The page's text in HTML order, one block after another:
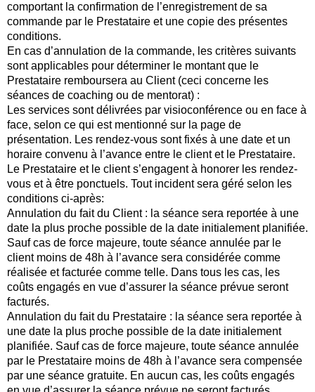
comportant la confirmation de l’enregistrement de sa
commande par le Prestataire et une copie des présentes
conditions.
En cas d’annulation de la commande, les critères suivants
sont applicables pour déterminer le montant que le
Prestataire remboursera au Client (ceci concerne les
séances de coaching ou de mentorat) :
Les services sont délivrées par visioconférence ou en face à
face, selon ce qui est mentionné sur la page de
présentation. Les rendez-vous sont fixés à une date et un
horaire convenu à l’avance entre le client et le Prestataire.
Le Prestataire et le client s’engagent à honorer les rendez-
vous et à être ponctuels. Tout incident sera géré selon les
conditions ci-après:
Annulation du fait du Client : la séance sera reportée à une
date la plus proche possible de la date initialement planifiée.
Sauf cas de force majeure, toute séance annulée par le
client moins de 48h à l’avance sera considérée comme
réalisée et facturée comme telle. Dans tous les cas, les
coûts engagés en vue d’assurer la séance prévue seront
facturés.
Annulation du fait du Prestataire : la séance sera reportée à
une date la plus proche possible de la date initialement
planifiée. Sauf cas de force majeure, toute séance annulée
par le Prestataire moins de 48h à l’avance sera compensée
par une séance gratuite. En aucun cas, les coûts engagés